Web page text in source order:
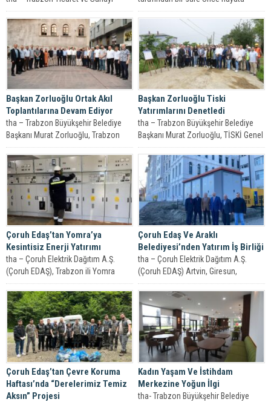
Odası (TTSO) Başkanı Erkut Çelebi ve
beraberindeki heyet, Uzungöl’de...
geçirilen Ganita-Faroz Sahil
Düzenleme Projesi...
Başkan Zorluoğlu Ortak Akıl
Toplantılarına Devam Ediyor
tha – Trabzon Büyükşehir Belediye
Başkanı Murat Zorluoğlu, Trabzon
Sivil İnisiyatif Platformu’nu ziyaret
etti. Birçok...
Başkan Zorluoğlu Tiski
Yatırımlarını Denetledi
tha – Trabzon Büyükşehir Belediye
Başkanı Murat Zorluoğlu, TİSKİ Genel
Müdürlüğü tarafından Akçaabat’ta
yapımı devam...
Çoruh Edaş’tan Yomra’ya
Kesintisiz Enerji Yatırımı
tha – Çoruh Elektrik Dağıtım A.Ş.
(Çoruh EDAŞ), Trabzon ili Yomra
ilçesindeki proje çalışmaları
kapsamında...
Çoruh Edaş Ve Araklı
Belediyesi’nden Yatırım İş Birliği
tha – Çoruh Elektrik Dağıtım A.Ş.
(Çoruh EDAŞ) Artvin, Giresun,
Gümüşhane, Rize, Trabzon illerinde
toplam...
Çoruh Edaş’tan Çevre Koruma
Haftası’nda “Derelerimiz Temiz
Aksın” Projesi
Kadın Yaşam Ve İstihdam
Merkezine Yoğun İlgi
tha- Trabzon Büyükşehir Belediye